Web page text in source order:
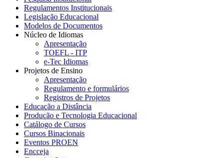
Regulamentos Institucionais
Legislação Educacional
Modelos de Documentos
Núcleo de Idiomas
Apresentação
TOEFL - ITP
e-Tec Idiomas
Projetos de Ensino
Apresentação
Regulamento e formulários
Registros de Projetos
Educação a Distância
Produção e Tecnologia Educacional
Catálogo de Cursos
Cursos Binacionais
Eventos PROEN
Encceja